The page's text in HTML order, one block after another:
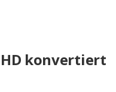
konvertiert